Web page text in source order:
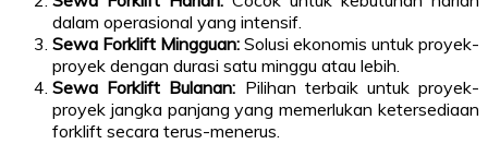
dalam operasional yang intensif.
Sewa Forklift Mingguan: Solusi ekonomis untuk proyek-
proyek dengan durasi satu minggu atau lebih.
Sewa Forklift Bulanan: Pilihan terbaik untuk proyek-
proyek jangka panjang yang memerlukan ketersediaan
forklift secara terus-menerus.